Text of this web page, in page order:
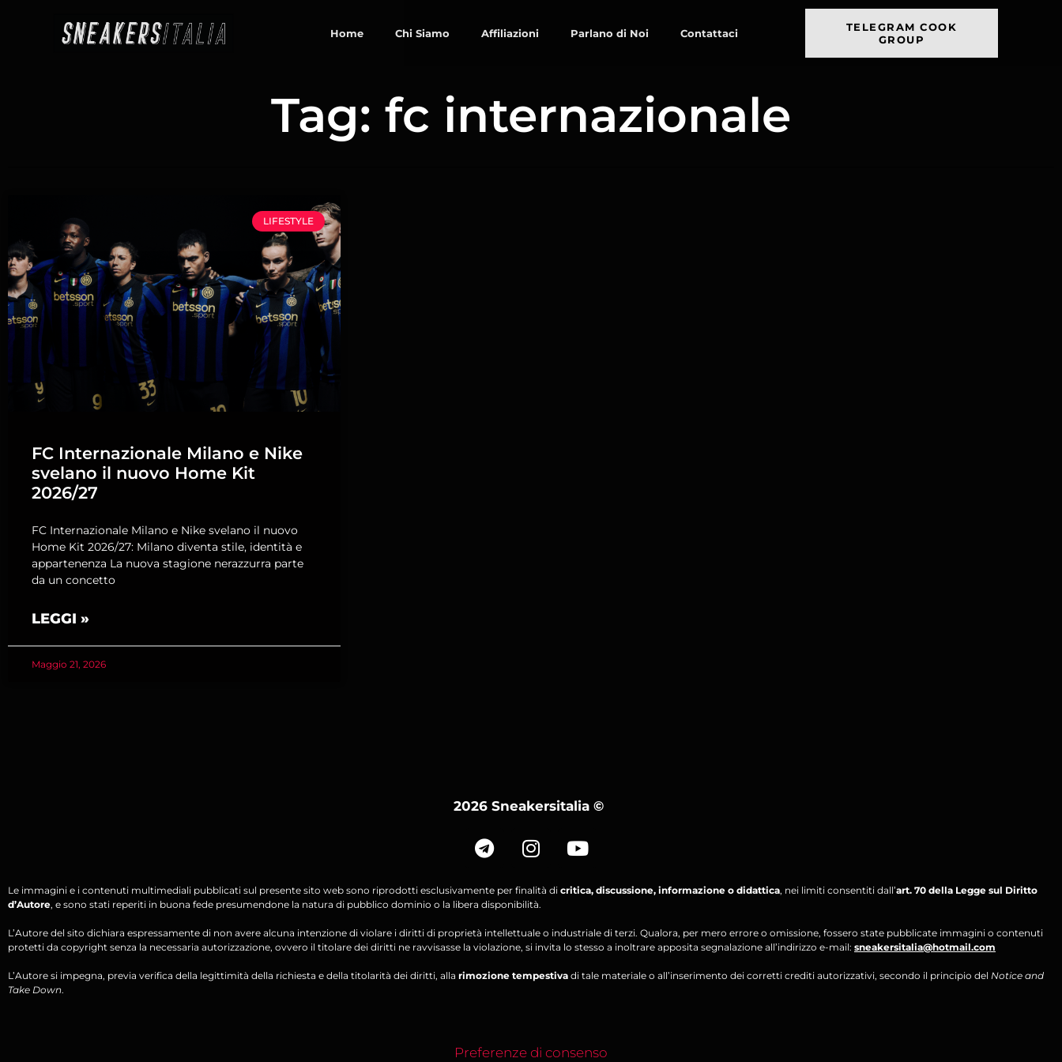
Home Chi Siamo Affiliazioni Parlano di Noi Contattaci
TELEGRAM COOK
GROUP
Tag: fc internazionale
LIFESTYLE
FC Internazionale Milano e Nike
svelano il nuovo Home Kit
2026/27
FC Internazionale Milano e Nike svelano il nuovo
Home Kit 2026/27: Milano diventa stile, identità e
appartenenza La nuova stagione nerazzurra parte
da un concetto
LEGGI »
Maggio 21, 2026
2026 Sneakersitalia©
Le immagini e i contenuti multimediali pubblicati sul presente sito web sono riprodotti esclusivamente per finalità di critica, discussione, informazione o didattica, nei limiti consentiti dall’art. 70 della Legge sul Diritto
d’Autore, e sono stati reperiti in buona fede presumendone la natura di pubblico dominio o la libera disponibilità.
L’Autore del sito dichiara espressamente di non avere alcuna intenzione di violare i diritti di proprietà intellettuale o industriale di terzi. Qualora, per mero errore o omissione, fossero state pubblicate immagini o contenuti
protetti da copyright senza la necessaria autorizzazione, ovvero il titolare dei diritti ne ravvisasse la violazione, si invita lo stesso a inoltrare apposita segnalazione all’indirizzo e-mail: sneakersitalia@hotmail.com
L’Autore si impegna, previa verifica della legittimità della richiesta e della titolarità dei diritti, alla rimozione tempestiva di tale materiale o all’inserimento dei corretti crediti autorizzativi, secondo il principio del Notice and
Take Down.
Preferenze di consenso